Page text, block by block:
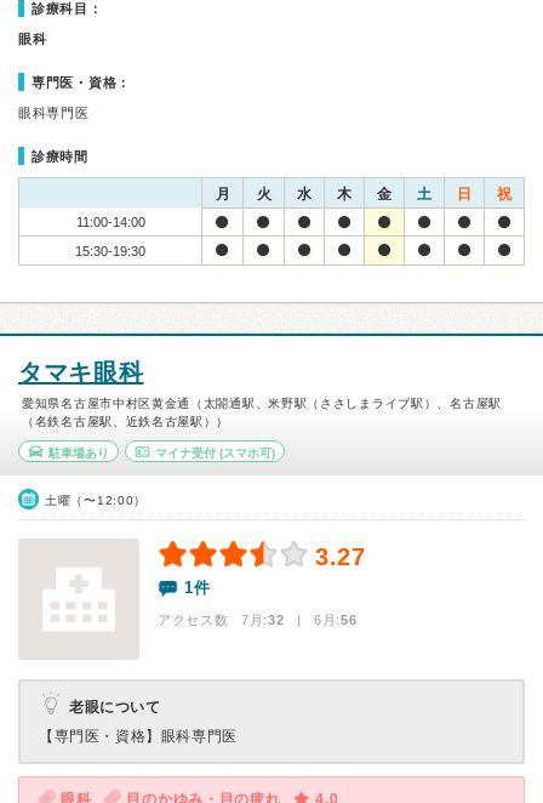
診療科目：
眼科
専門医・資格：
眼科専門医
診療時間
月 火 水 木 金 土 日 祝
11:00-14:00
15:30-19:30
タマキ眼科
愛知県名古屋市中村区黄金通（太閤通駅、米野駅（ささしまライブ駅）、名古屋駅
（名鉄名古屋駅、近鉄名古屋駅））
駐車場あり マイナ受付(スマホ可)
土曜（〜12:00）
3.27
1件
アクセス数 7月:32 | 6月:56
老眼について
【専門医・資格】 眼科専門医
眼科 目のかゆみ・目の疲れ 4.0